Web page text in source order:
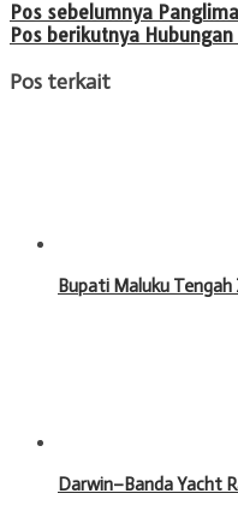
Pos sebelumnya
Pos berikutnya
Pos terkait
Bupati Maluku
Darwin–Banda Yacht